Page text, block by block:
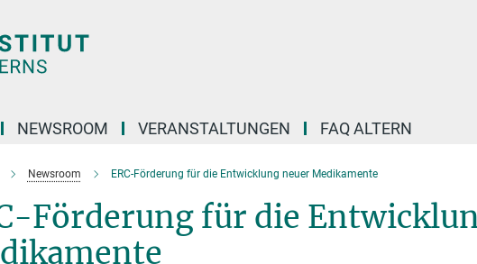
NEWSROOM VERANSTALTUNGEN FAQ ALTERN
Newsroom ERC-Förderung für die Entwicklung neuer Medikamente
Förderung für die